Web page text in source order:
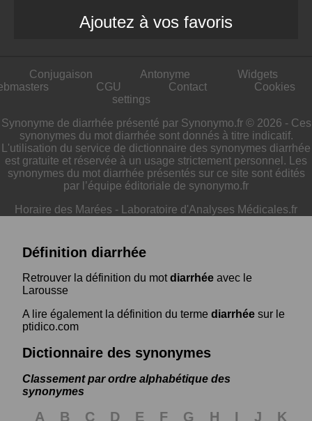
Ajoutez à vos favoris
Conjugaison Antonyme
Widgets
CGU Contact
Cookies
settings
Synonyme de diarrhée présenté par Synonymo.fr © 2026 - Ces
synonymes du mot diarrhée sont donnés à titre indicatif.
L'utilisation du service de dictionnaire des synonymes diarrhée
est gratuite et réservée à un usage strictement personnel. Les
synonymes du mot diarrhée présentés sur ce site sont édités
par l’équipe éditoriale de synonymo.fr
Horaire des Marées - Laboratoire d'Analyses Médicales.fr
Définition diarrhée
Retrouver la définition du motdiarrhée avec le
Larousse
A lire également la définition du terme diarrhée sur le
ptidico.com
Dictionnaire des synonymes
Classement par ordre alphabétique des
synonymes
A B C D E F G H I J K